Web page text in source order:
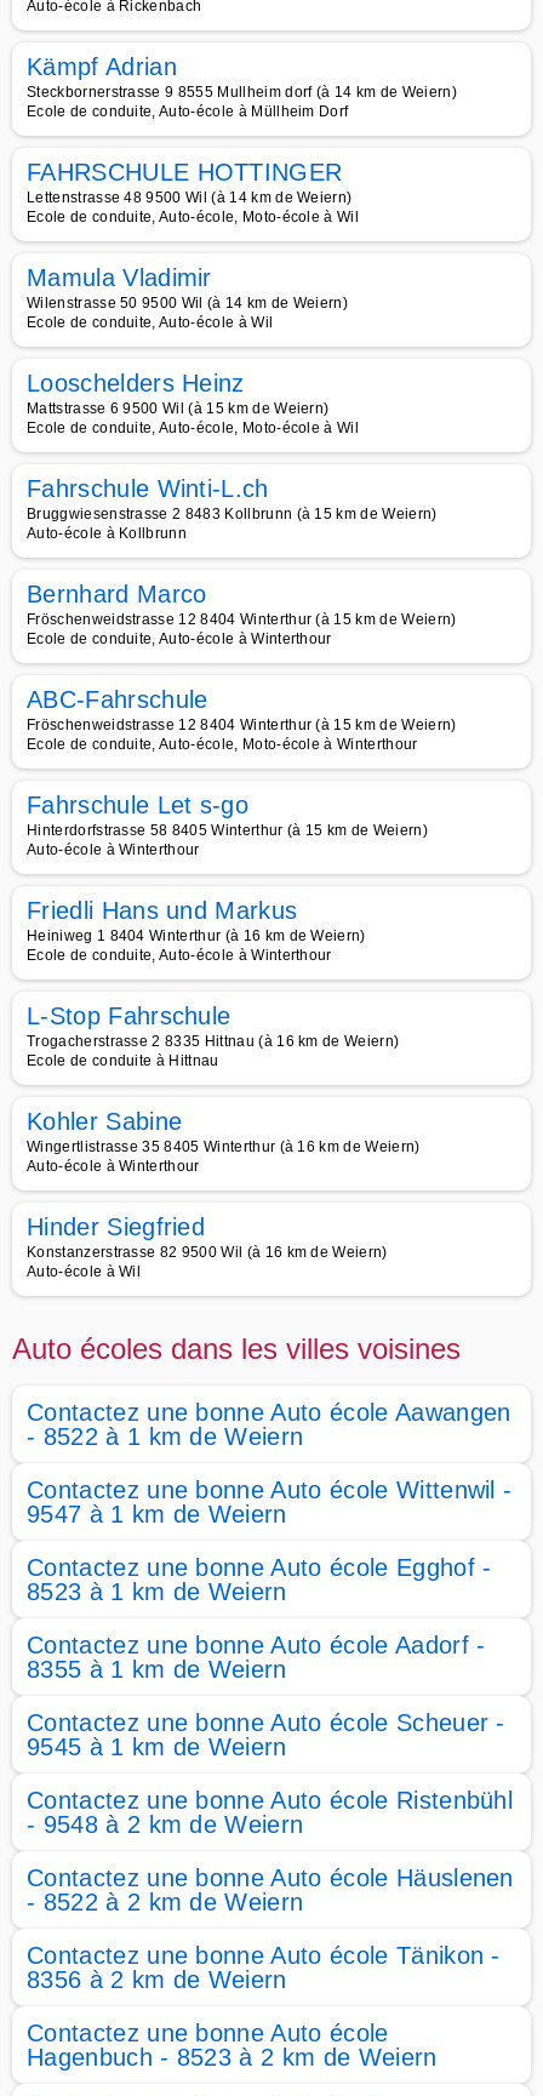
Auto-école à Rickenbach
Kämpf Adrian
Steckbornerstrasse 9 8555 Mullheim dorf (à 14 km de Weiern)
Ecole de conduite, Auto-école à Müllheim Dorf
FAHRSCHULE HOTTINGER
Lettenstrasse 48 9500 Wil (à 14 km de Weiern)
Ecole de conduite, Auto-école, Moto-école à Wil
Mamula Vladimir
Wilenstrasse 50 9500 Wil (à 14 km de Weiern)
Ecole de conduite, Auto-école à Wil
Looschelders Heinz
Mattstrasse 6 9500 Wil (à 15 km de Weiern)
Ecole de conduite, Auto-école, Moto-école à Wil
Fahrschule Winti-L.ch
Bruggwiesenstrasse 2 8483 Kollbrunn (à 15 km de Weiern)
Auto-école à Kollbrunn
Bernhard Marco
Fröschenweidstrasse 12 8404 Winterthur (à 15 km de Weiern)
Ecole de conduite, Auto-école à Winterthour
ABC-Fahrschule
Fröschenweidstrasse 12 8404 Winterthur (à 15 km de Weiern)
Ecole de conduite, Auto-école, Moto-école à Winterthour
Fahrschule Let s-go
Hinterdorfstrasse 58 8405 Winterthur (à 15 km de Weiern)
Auto-école à Winterthour
Friedli Hans und Markus
Heiniweg 1 8404 Winterthur (à 16 km de Weiern)
Ecole de conduite, Auto-école à Winterthour
L-Stop Fahrschule
Trogacherstrasse 2 8335 Hittnau (à 16 km de Weiern)
Ecole de conduite à Hittnau
Kohler Sabine
Wingertlistrasse 35 8405 Winterthur (à 16 km de Weiern)
Auto-école à Winterthour
Hinder Siegfried
Konstanzerstrasse 82 9500 Wil (à 16 km de Weiern)
Auto-école à Wil
Auto écoles dans les villes voisines
Contactez une bonne Auto école Aawangen
- 8522 à 1 km de Weiern
Contactez une bonne Auto école Wittenwil -
9547 à 1 km de Weiern
Contactez une bonne Auto école Egghof -
8523 à 1 km de Weiern
Contactez une bonne Auto école Aadorf -
8355 à 1 km de Weiern
Contactez une bonne Auto école Scheuer -
9545 à 1 km de Weiern
Contactez une bonne Auto école Ristenbühl
- 9548 à 2 km de Weiern
Contactez une bonne Auto école Häuslenen
- 8522 à 2 km de Weiern
Contactez une bonne Auto école Tänikon -
8356 à 2 km de Weiern
Contactez une bonne Auto école
Hagenbuch - 8523 à 2 km de Weiern